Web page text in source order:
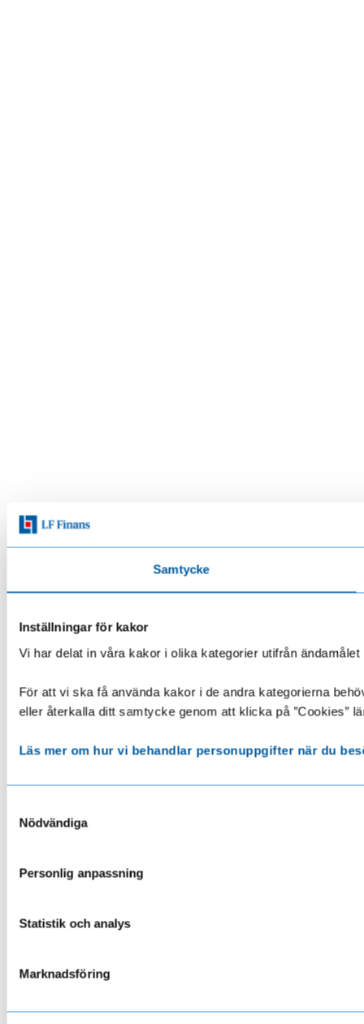
Samtycke
Inställningar för kakor
Vi har delat in våra kakor i olika kategorier utifrån
För att vi ska få använda kakor i de andra kategorierna
eller återkalla ditt samtycke genom att klicka på ”Cookies”
Läs mer om hur vi behandlar personuppgifter när du
Nödvändiga
Personlig anpassning
Statistik och analys
Marknadsföring